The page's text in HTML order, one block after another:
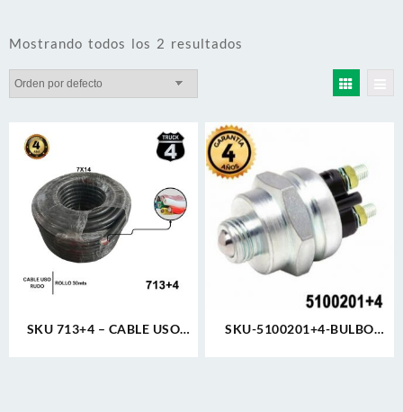
Mostrando todos los 2 resultados
SKU 713+4 – CABLE USO
SKU-5100201+4-BULBO